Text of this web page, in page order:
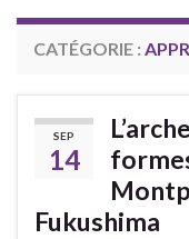
CATÉGORIE :
SEP
14
Fukushima